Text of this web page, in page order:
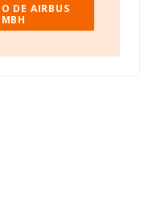
DE AIRBUS